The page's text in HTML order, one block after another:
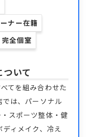
ナー在籍
完全個室
ついて
てを組み合わせた
では、パーソナル
スポーツ整体・健
ィメイク、冷え